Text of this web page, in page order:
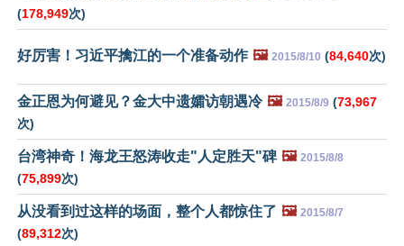
(178,949次)
好厉害！习近平擒江的一个准备动作 🖼️ 2015/8/10 (84,640次)
金正恩为何避见？金大中遗孀访朝遇冷 🖼️ 2015/8/9 (73,967
次)
台湾神奇！海龙王怒涛收走"人定胜天"碑 🖼️ 2015/8/8
(75,899次)
从没看到过这样的场面，整个人都惊住了 🖼️ 2015/8/7
(89,312次)